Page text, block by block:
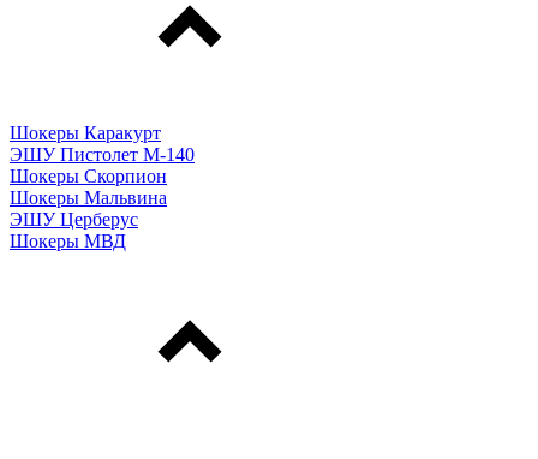
Шокеры Каракурт
ЭШУ Пистолет М-140
Шокеры Скорпион
Шокеры Мальвина
ЭШУ Церберус
Шокеры МВД